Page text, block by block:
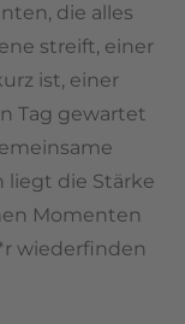
die alles
streift, einer
ist, einer
Tag gewartet
liegt die Stärke
Momenten
wiederfinden